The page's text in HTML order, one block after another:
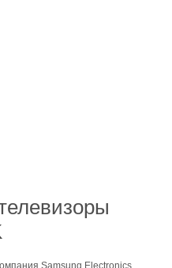
Samsung Electronics